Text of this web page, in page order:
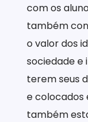
com os
também
o valor dos
sociedade e
terem seus
e colocados
também